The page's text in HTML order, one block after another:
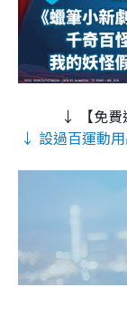
↓ 【免費
↓ 設過百運動